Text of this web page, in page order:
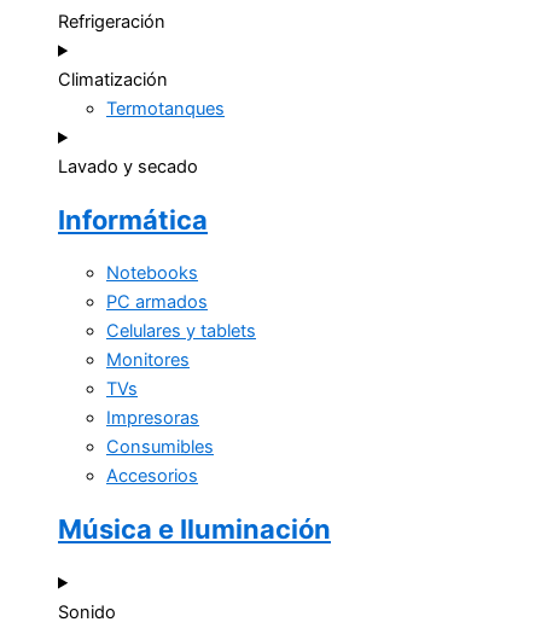
Refrigeración
Climatización
Termotanques
Lavado y secado
Informática
Notebooks
PC armados
Celulares y tablets
Monitores
TVs
Impresoras
Consumibles
Accesorios
Música e Iluminación
Sonido